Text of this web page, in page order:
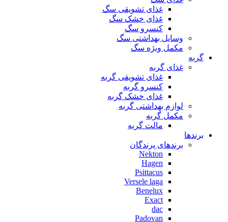
غذای تشویقی سگ
غذای خشک سگ
کنسرو سگ
وسایل بهداشتی سگ
مکمل ویژه سگ
گربه
غذای گربه
غذای تشویقی گربه
کنسرو گربه
غذای خشک گربه
لوازم بهداشتی گربه
مکمل گربه
مالت گربه
برندها
برندهای پرندگان
Nekton
Hagen
Psittacus
Versele laga
Benelux
Exact
dac
Padovan